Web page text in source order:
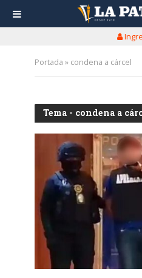
Portada » condena a cárcel
Tema - condena a